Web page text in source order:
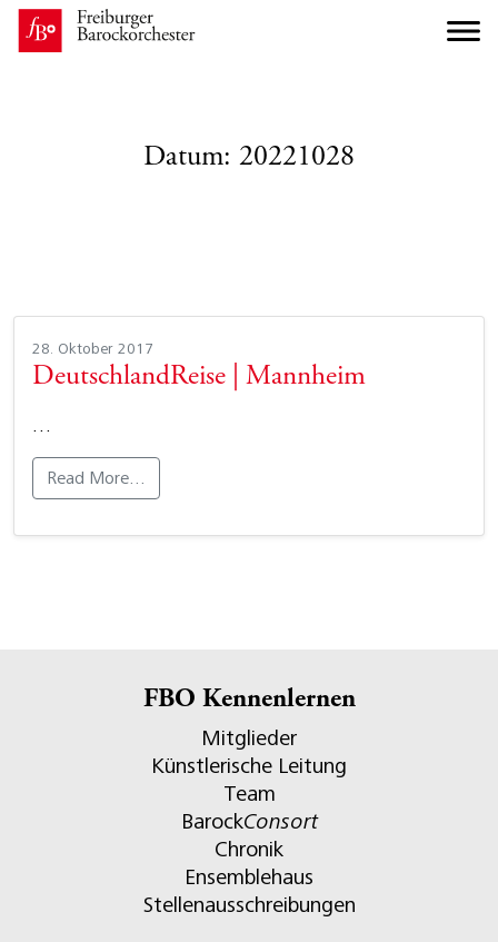
Datum: 20221028
28. Oktober 2017
DeutschlandReise | Mannheim
…
Read More…
FBO Kennenlernen
Mitglieder
Künstlerische Leitung
Team
BarockConsort
Chronik
Ensemblehaus
Stellenausschreibungen